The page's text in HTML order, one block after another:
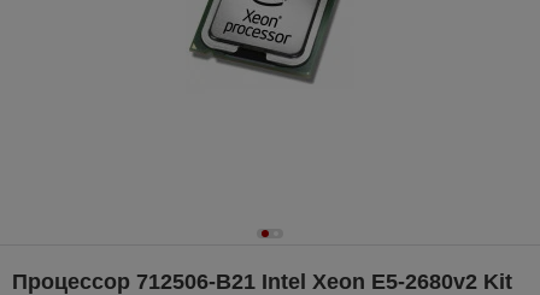
Процессор 712506-B21 Intel Xeon E5-2680v2 Kit